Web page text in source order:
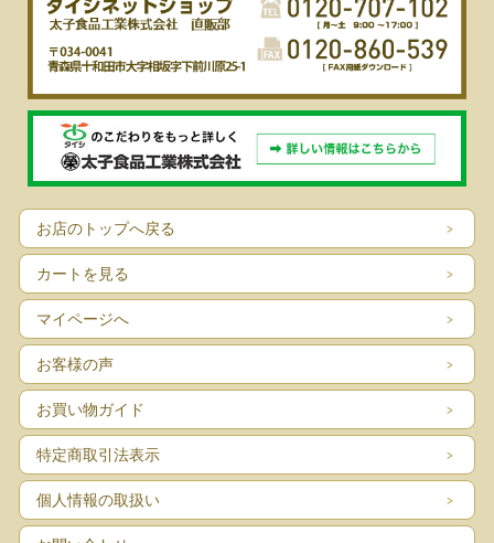
お店のトップへ戻る
カートを見る
マイページへ
お客様の声
お買い物ガイド
特定商取引法表示
個人情報の取扱い